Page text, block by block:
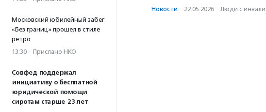
Московский юбилейный забег
«Без границ» прошел в стиле
ретро
13:30 · Прислано НКО
Совфед поддержал
инициативу о бесплатной
юридической помощи
сиротам старше 23 лет
Новости · 22.05.2026 · Люди с